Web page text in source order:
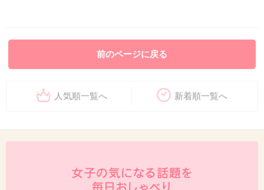
前のページに戻る
人気順一覧へ 新着順一覧へ